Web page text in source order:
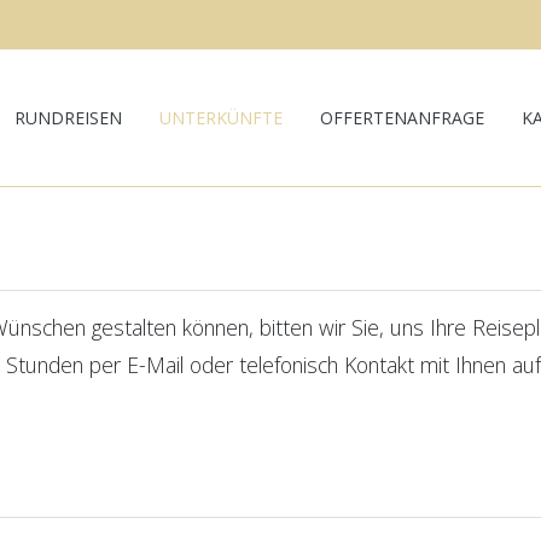
RUNDREISEN UNTERKÜNFTE OFFERTENANFRAGE
gestalten können, bitten wir Sie, uns Ihre
per E-Mail oder telefonisch Kontakt mit Ihnen